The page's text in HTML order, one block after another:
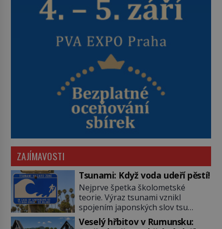
ZAJÍMAVOSTI
Tsunami: Když voda udeří pěstí!
Nejprve špetka školometské
teorie. Výraz tsunami vznikl
spojením japonských slov tsu
(přístav) a nami (vlna). Jedná se o
Veselý hřbitov v Rumunsku: